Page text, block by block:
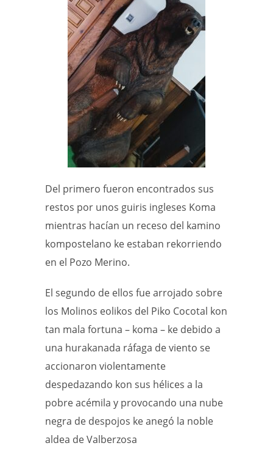
Del primero fueron encontrados sus
restos por unos guiris ingleses Koma
mientras hacían un receso del kamino
kompostelano ke estaban rekorriendo
en el Pozo Merino.
El segundo de ellos fue arrojado sobre
los Molinos eolikos del Piko Cocotal kon
tan mala fortuna – koma – ke debido a
una hurakanada ráfaga de viento se
accionaron violentamente
despedazando kon sus hélices a la
pobre acémila y provocando una nube
negra de despojos ke anegó la noble
aldea de Valberzosa